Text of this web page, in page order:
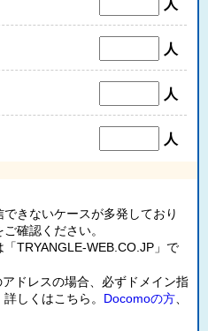
人
人
人
人
きないケースが多発しており
確認ください。
「TRYANGLE-WEB.CO.JP」で
ドレスの場合、必ずドメイン指
しくはこちら。 Docomoの方